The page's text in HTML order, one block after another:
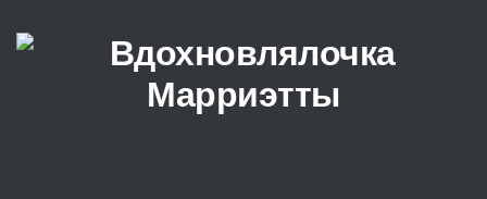
Перейти к содержимому